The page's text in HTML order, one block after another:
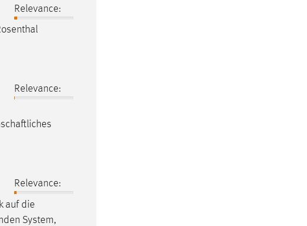
Relevance:
Relevance:
Relevance:
auf die
System,